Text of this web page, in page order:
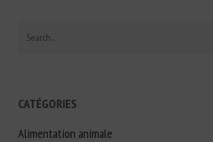
CATÉGORIES
Alimentation animale